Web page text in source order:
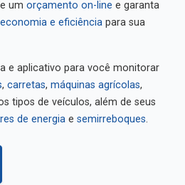
um orçamento on-line e garanta
economia e eficiência para sua
e aplicativo para você monitorar
, carretas, máquinas agrícolas,
tipos de veículos, além de seus
de energia e semirreboques.